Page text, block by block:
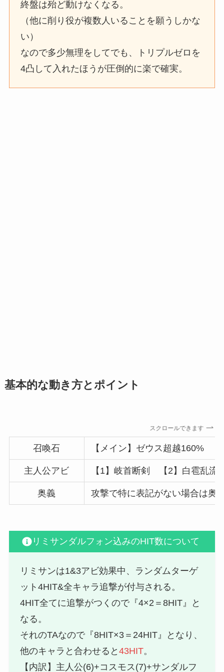
終盤は殆ど動けなくなる。
（他に削り役が複数人いることを願うしかな
い）
なので多少無理をしてでも、トリプルゼロを
4凸して入れたほうが圧倒的に楽で確実。
基本的な動き方とポイント
スクロールできます
召喚石 【メイン】ゼウス超越160%
主人公アビ 【1】岐首断剣 【2】白雹乱
奥義 攻撃で特に表記がない場合は奥
リミサンダルフォン込みのHIT数について
リミサンは1&3アビ効果中、ランダムターゲ
ット4HIT&全キャラ追撃が付与される。
4HIT全てに追撃がつくので『4×2＝8HIT』と
なる。
それのTAなので『8HIT×3＝24HIT』となり、
他のキャラと合わせると43HIT。
【内訳】主人公(6)+コスモス(7)+サンダルフ